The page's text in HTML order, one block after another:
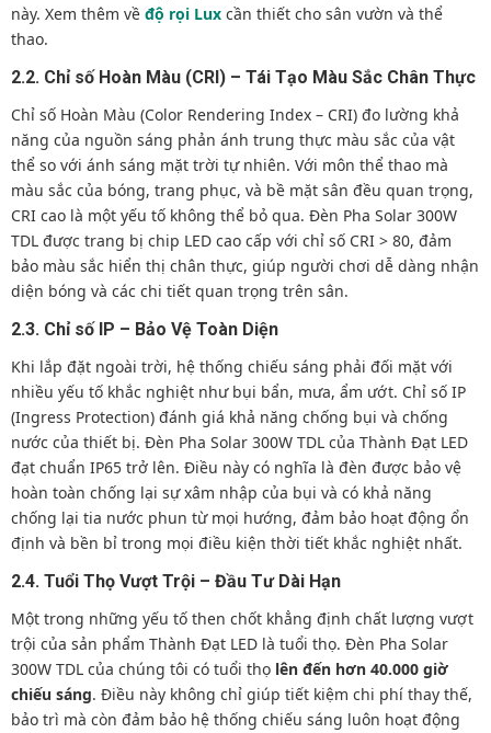
này. Xem thêm về độ rọi Lux cần thiết cho sân vườn và thể
thao.
2.2. Chỉ số Hoàn Màu (CRI) – Tái Tạo Màu Sắc Chân Thực
Chỉ số Hoàn Màu (Color Rendering Index – CRI) đo lường khả
năng của nguồn sáng phản ánh trung thực màu sắc của vật
thể so với ánh sáng mặt trời tự nhiên. Với môn thể thao mà
màu sắc của bóng, trang phục, và bề mặt sân đều quan trọng,
CRI cao là một yếu tố không thể bỏ qua. Đèn Pha Solar 300W
TDL được trang bị chip LED cao cấp với chỉ số CRI > 80, đảm
bảo màu sắc hiển thị chân thực, giúp người chơi dễ dàng nhận
diện bóng và các chi tiết quan trọng trên sân.
2.3. Chỉ số IP – Bảo Vệ Toàn Diện
Khi lắp đặt ngoài trời, hệ thống chiếu sáng phải đối mặt với
nhiều yếu tố khắc nghiệt như bụi bẩn, mưa, ẩm ướt. Chỉ số IP
(Ingress Protection) đánh giá khả năng chống bụi và chống
nước của thiết bị. Đèn Pha Solar 300W TDL của Thành Đạt LED
đạt chuẩn IP65 trở lên. Điều này có nghĩa là đèn được bảo vệ
hoàn toàn chống lại sự xâm nhập của bụi và có khả năng
chống lại tia nước phun từ mọi hướng, đảm bảo hoạt động ổn
định và bền bỉ trong mọi điều kiện thời tiết khắc nghiệt nhất.
2.4. Tuổi Thọ Vượt Trội – Đầu Tư Dài Hạn
Một trong những yếu tố then chốt khẳng định chất lượng vượt
trội của sản phẩm Thành Đạt LED là tuổi thọ. Đèn Pha Solar
300W TDL của chúng tôi có tuổi thọ lên đến hơn 40.000 giờ
chiếu sáng. Điều này không chỉ giúp tiết kiệm chi phí thay thế,
bảo trì mà còn đảm bảo hệ thống chiếu sáng luôn hoạt động